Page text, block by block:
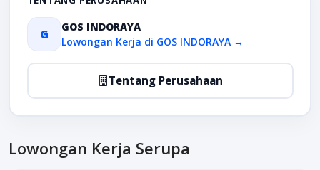
G
GOS INDORAYA
Lowongan Kerja di GOS INDORAYA →
Tentang Perusahaan
Lowongan Kerja Serupa